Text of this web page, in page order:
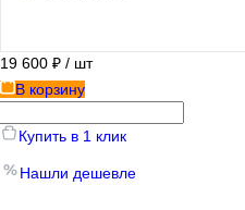
19 600 ₽ / шт
В корзину
Купить в 1 клик
Нашли дешевле